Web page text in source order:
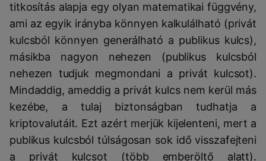
titkosítás alapja egy olyan matematikai függvény,
ami az egyik irányba könnyen kalkulálható (privát
kulcsból könnyen generálható a publikus kulcs),
másikba nagyon nehezen (publikus kulcsból
nehezen tudjuk megmondani a privát kulcsot).
Mindaddig, ameddig a privát kulcs nem kerül más
kezébe, a tulaj biztonságban tudhatja a
kriptovalutáit. Ezt azért merjük kijelenteni, mert a
publikus kulcsból túlságosan sok idő visszafejteni
a privát kulcsot (több emberöltő alatt).